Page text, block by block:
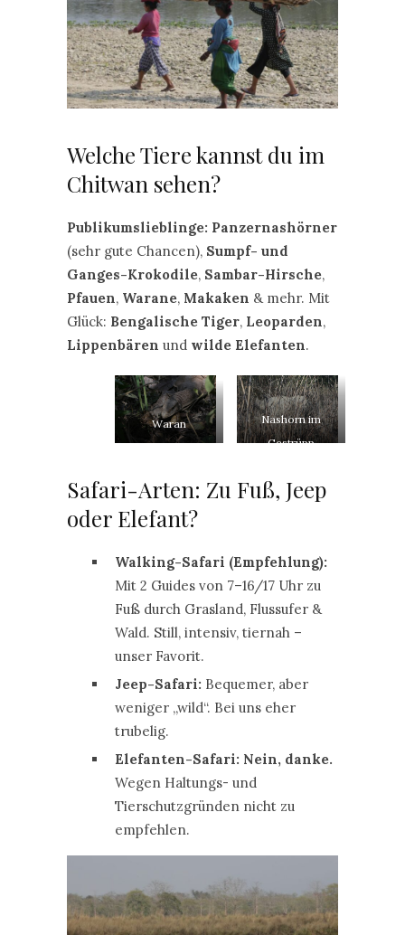
Welche Tiere kannst du im
Chitwan sehen?
Publikumslieblinge: Panzernashörner
(sehr gute Chancen), Sumpf- und
Ganges-Krokodile, Sambar-Hirsche,
Pfauen, Warane, Makaken & mehr. Mit
Glück: Bengalische Tiger, Leoparden,
Lippenbären und wilde Elefanten.
Waran
Nashorn im
Gestrüpp
Safari-Arten: Zu Fuß, Jeep
oder Elefant?
Walking-Safari (Empfehlung):
Mit 2 Guides von 7–16/17 Uhr zu
Fuß durch Grasland, Flussufer &
Wald. Still, intensiv, tiernah –
unser Favorit.
Jeep-Safari: Bequemer, aber
weniger „wild“. Bei uns eher
trubelig.
Elefanten-Safari: Nein, danke.
Wegen Haltungs- und
Tierschutzgründen nicht zu
empfehlen.